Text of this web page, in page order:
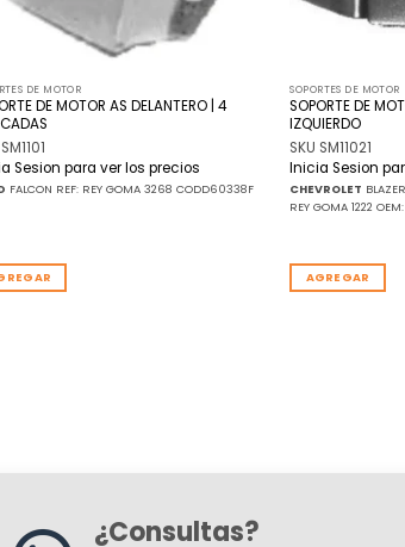
DE MOTOR
DE MOTOR AS DELANTERO | 4
Sesion para ver los precios
FALCON REF: REY GOMA 3268 CODD60338F
SOPORTES DE MOTOR
SOPORTE DE
IZQUIERDO
SKU SM11021
Inicia Sesion
CHEVROLET
REY GOMA 1222
AGREGAR
¿Consultas?